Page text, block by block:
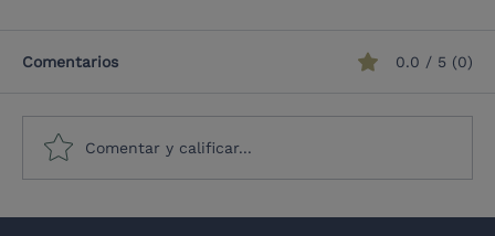
Comentarios 0.0 / 5 (0)
Comentar y calificar...